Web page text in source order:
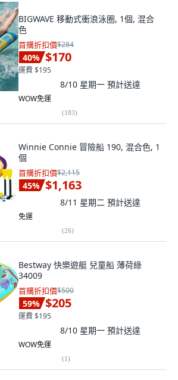
BIGWAVE 移動式衝浪泳圈, 1個, 混合
色
首購折扣價$284
40% $170
運費 $195
8/10 星期一 預計送達
WOW免運
(183)
Winnie Connie 冒險船 190, 混合色, 1
個
首購折扣價$2,115
45% $1,163
8/11 星期二 預計送達
免運
(26)
Bestway 快樂遊艇 兒童船 薄荷綠
34009
首購折扣價$500
59% $205
運費 $195
8/10 星期一 預計送達
WOW免運
(1)